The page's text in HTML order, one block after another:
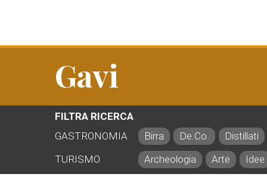
Gavi
FILTRA RICERCA
GASTRONOMIA
Birra De.Co.
Distillati
TURISMO
Archeologia Arte Idee